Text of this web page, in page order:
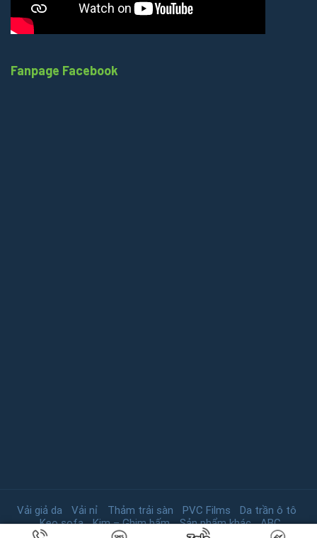
Fanpage Facebook
Vải giả da Vải nỉ Thảm trải sàn PVC Films
Da trần ô tô
Keo sofa
Kim – Ghim bấm Sản phẩm khác ABC